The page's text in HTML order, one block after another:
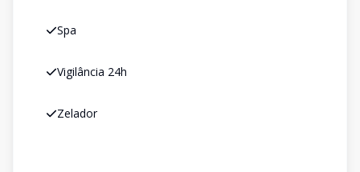
Spa
Vigilância 24h
Zelador